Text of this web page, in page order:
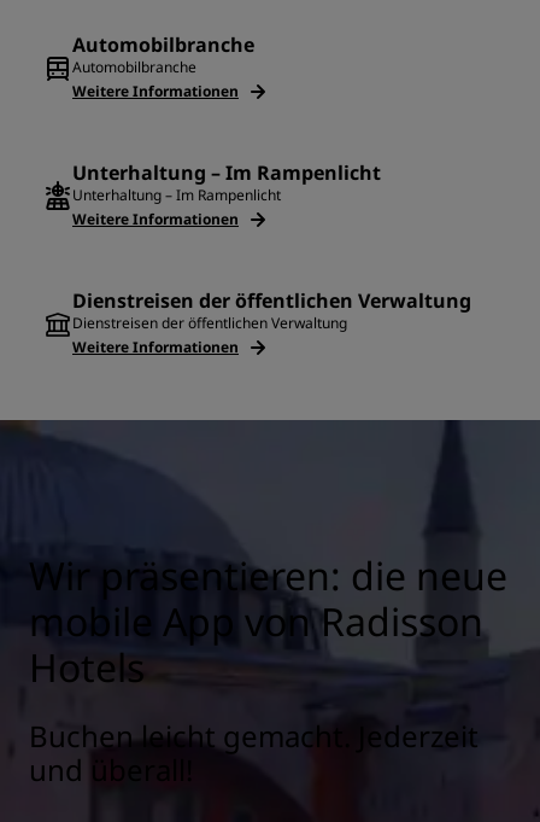
Automobilbranche
Automobilbranche
Weitere Informationen
Unterhaltung – Im Rampenlicht
Unterhaltung – Im Rampenlicht
Weitere Informationen
Dienstreisen der öffentlichen Verwaltung
Dienstreisen der öffentlichen Verwaltung
Weitere Informationen
Wir präsentieren: die neue
mobile App von Radisson
Hotels
Buchen leicht gemacht. Jederzeit
und überall!